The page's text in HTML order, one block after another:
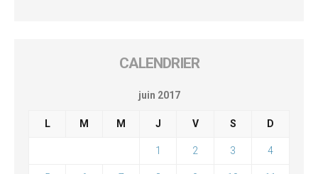
CALENDRIER
juin 2017
L M M J V S D
1 2 3 4